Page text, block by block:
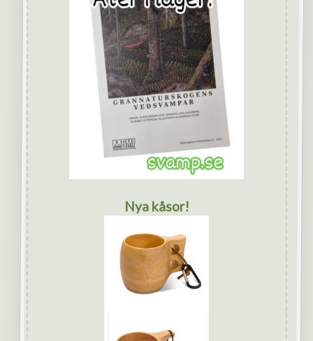
Nya kåsor!